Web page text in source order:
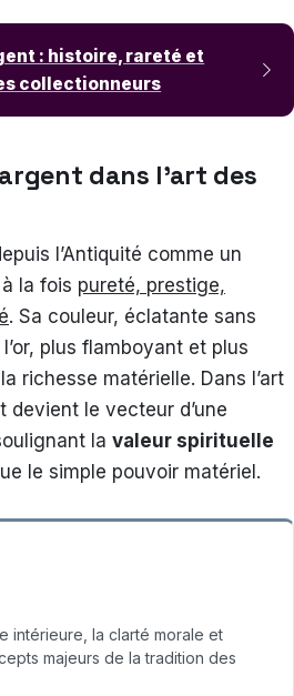
: histoire, rareté et
collectionneurs
dans l’art des
l’Antiquité comme un
la fois pureté, prestige,
. Sa couleur, éclatante sans
plus flamboyant et plus
richesse matérielle. Dans l’art
devient le vecteur d’une
la valeur spirituelle
le simple pouvoir matériel.
intérieure, la clarté morale et
majeurs de la tradition des